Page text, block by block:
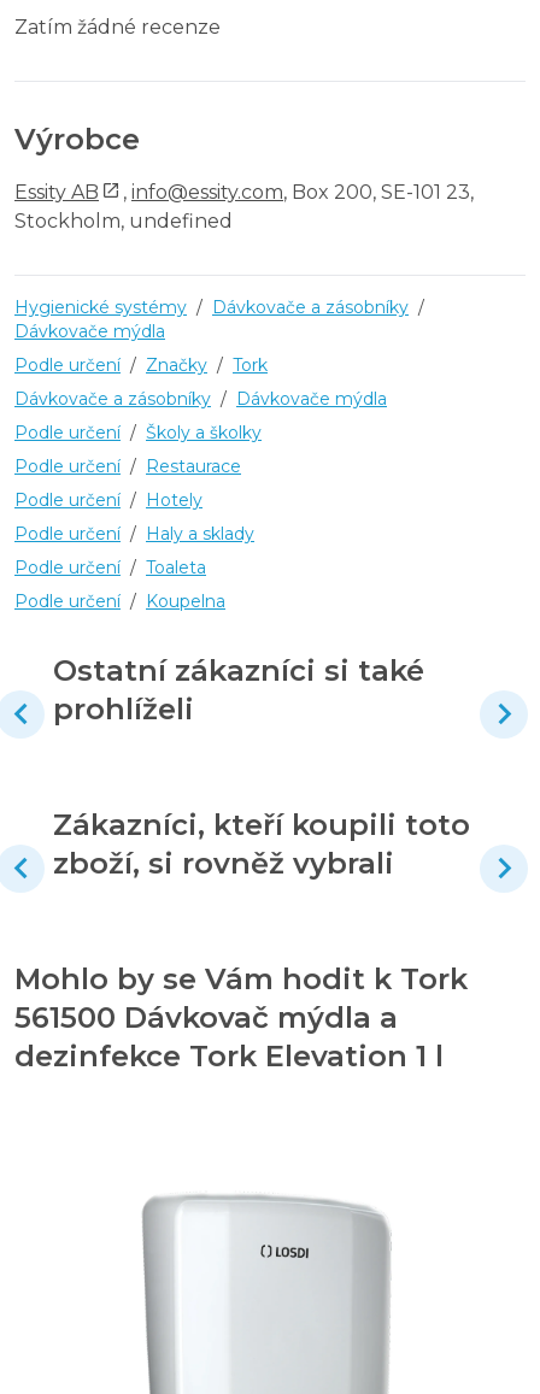
Zatím žádné recenze
Výrobce
Essity AB , info@essity.com, Box 200, SE-101 23,
Stockholm, undefined
Hygienické systémy / Dávkovače a zásobníky /
Dávkovače mýdla
Podle určení / Značky / Tork
Dávkovače a zásobníky / Dávkovače mýdla
Podle určení / Školy a školky
Podle určení / Restaurace
Podle určení / Hotely
Podle určení / Haly a sklady
Podle určení / Toaleta
Podle určení / Koupelna
Ostatní zákazníci si také
prohlíželi
Zákazníci, kteří koupili toto
zboží, si rovněž vybrali
Mohlo by se Vám hodit k Tork
561500 Dávkovač mýdla a
dezinfekce Tork Elevation 1 l